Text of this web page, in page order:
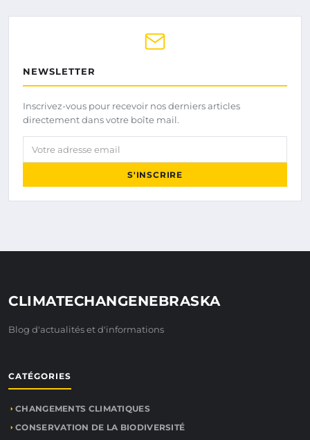
NEWSLETTER
Inscrivez-vous pour recevoir nos derniers articles
directement dans votre boîte mail.
Votre adresse email
S'INSCRIRE
CLIMATECHANGENEBRASKA
Blog d'actualités et d'informations
CATÉGORIES
CHANGEMENTS CLIMATIQUES
CONSERVATION DE LA BIODIVERSITÉ